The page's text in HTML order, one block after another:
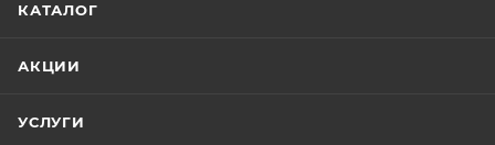
КАТАЛОГ
АКЦИИ
УСЛУГИ